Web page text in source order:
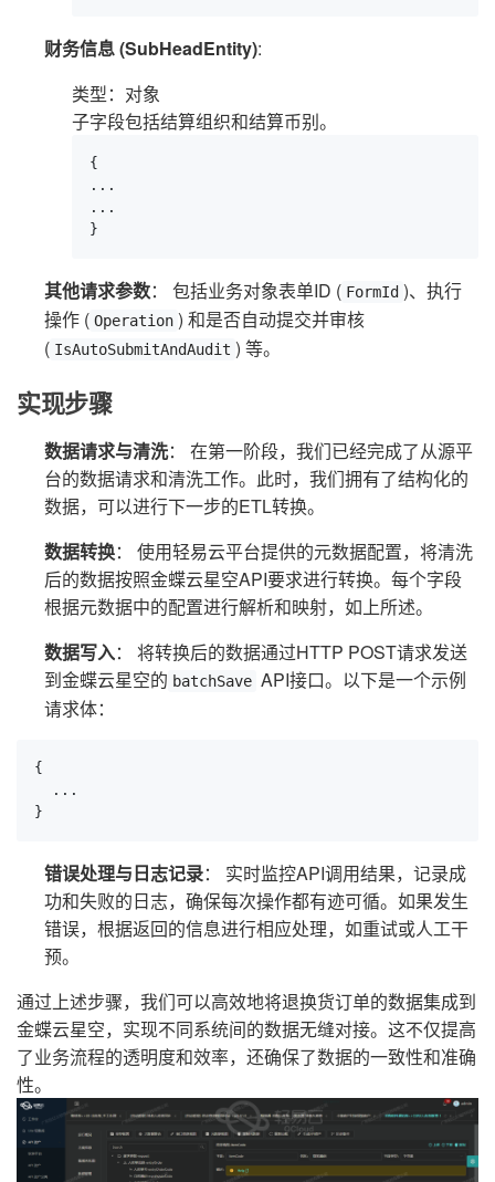
财务信息 (SubHeadEntity):
类型：对象
子字段包括结算组织和结算币别。
{
...
...
}
其他请求参数： 包括业务对象表单ID ( FormId )、执行
操作 ( Operation ) 和是否自动提交并审核
( IsAutoSubmitAndAudit ) 等。
实现步骤
数据请求与清洗： 在第一阶段，我们已经完成了从源平
台的数据请求和清洗工作。此时，我们拥有了结构化的
数据，可以进行下一步的ETL转换。
数据转换： 使用轻易云平台提供的元数据配置，将清洗
后的数据按照金蝶云星空API要求进行转换。每个字段
根据元数据中的配置进行解析和映射，如上所述。
数据写入： 将转换后的数据通过HTTP POST请求发送
到金蝶云星空的 batchSave API接口。以下是一个示例
请求体：
{
  ...
}
错误处理与日志记录： 实时监控API调用结果，记录成
功和失败的日志，确保每次操作都有迹可循。如果发生
错误，根据返回的信息进行相应处理，如重试或人工干
预。
通过上述步骤，我们可以高效地将退换货订单的数据集成到
金蝶云星空，实现不同系统间的数据无缝对接。这不仅提高
了业务流程的透明度和效率，还确保了数据的一致性和准确
性。